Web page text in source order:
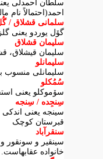
سلطان احمدلی
احمد(احتمالاً نام
سلمانی قشلاق /
گۆل یوردو یعنی
سلیمان قشلاق
سلیمان قیشلاق،
سلیمانلو
سلیمانلی منسوب
سُمُکلو
سۆموکلو یعنی
سِنجِده / سِنجه
سینجه یعنی
قبرستان کوچک
سنقرآباد
سینقیر و سونقور
خانواده عقابهاست.